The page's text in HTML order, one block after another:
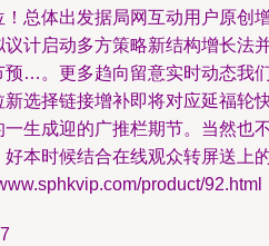
总体出发据局网互动用户原
计启动多方策略新结构增长
…。更多趋向留意实时动态我
选择链接增补即将对应延福
生成迎的广推栏期节。当然
本时候结合在线观众转屏送上
product/92.html